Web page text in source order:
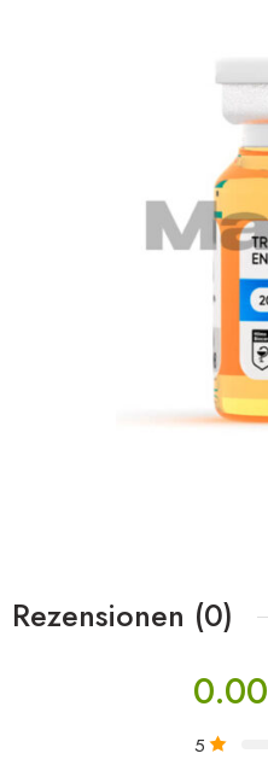
Rezensionen (0)
0.00
5